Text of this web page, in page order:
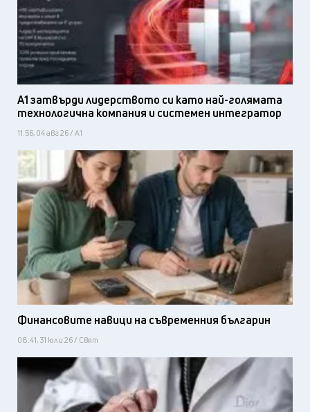
А1 затвърди лидерството си като най-голямата
технологична компания и системен интегратор
11:56, 04 авг 26 / А1
Финансовите навици на съвременния българин
08:41, 31 юли 26 / Свят